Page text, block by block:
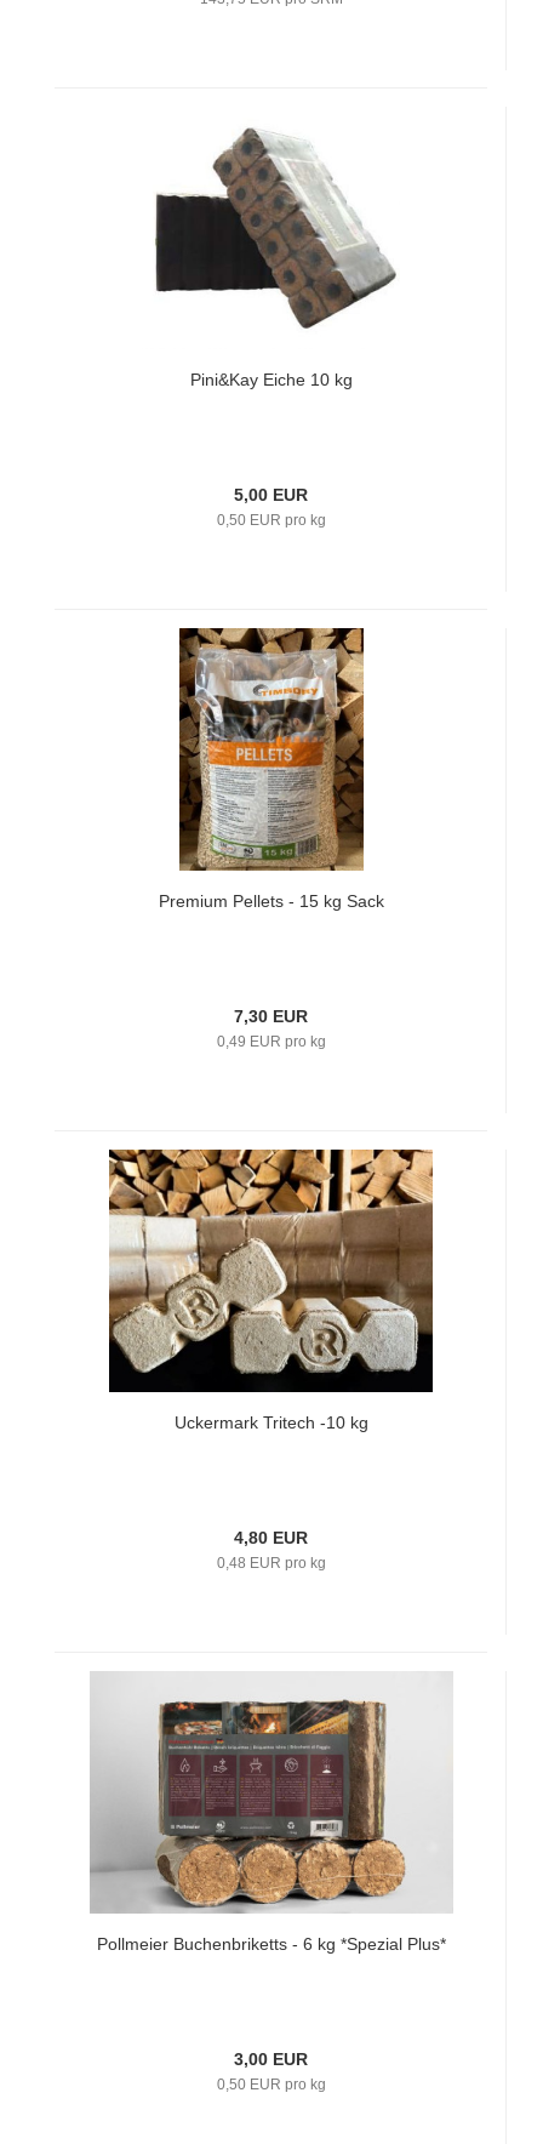
Pini&Kay Eiche 10 kg
5,00 EUR
0,50 EUR pro kg
Premium Pellets - 15 kg Sack
7,30 EUR
0,49 EUR pro kg
Uckermark Tritech -10 kg
4,80 EUR
0,48 EUR pro kg
Pollmeier Buchenbriketts - 6 kg *Spezial Plus*
3,00 EUR
0,50 EUR pro kg